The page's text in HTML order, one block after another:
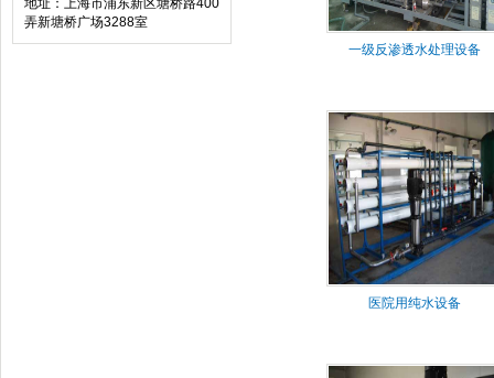
地址：上海市浦东新区塘桥路400
弄新塘桥广场3288室
一级反渗透水处理设备
医院用纯水设备